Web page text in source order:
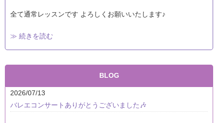
全て通常レッスンです よろしくお願いいたします♪
≫ 続きを読む
BLOG
2026/07/13
バレエコンサートありがとうございました🎶